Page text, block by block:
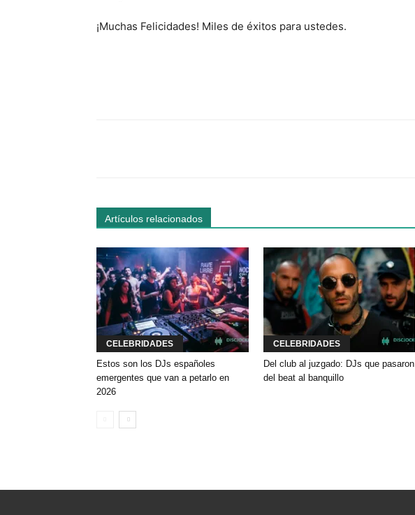
¡Muchas Felicidades! Miles de éxitos para ustedes.
Artículos relacionados
CELEBRIDADES
Estos son los DJs españoles
emergentes que van a petarlo en
2026
CELEBRIDADES
Del club al juzgado: DJs que pasaron
del beat al banquillo